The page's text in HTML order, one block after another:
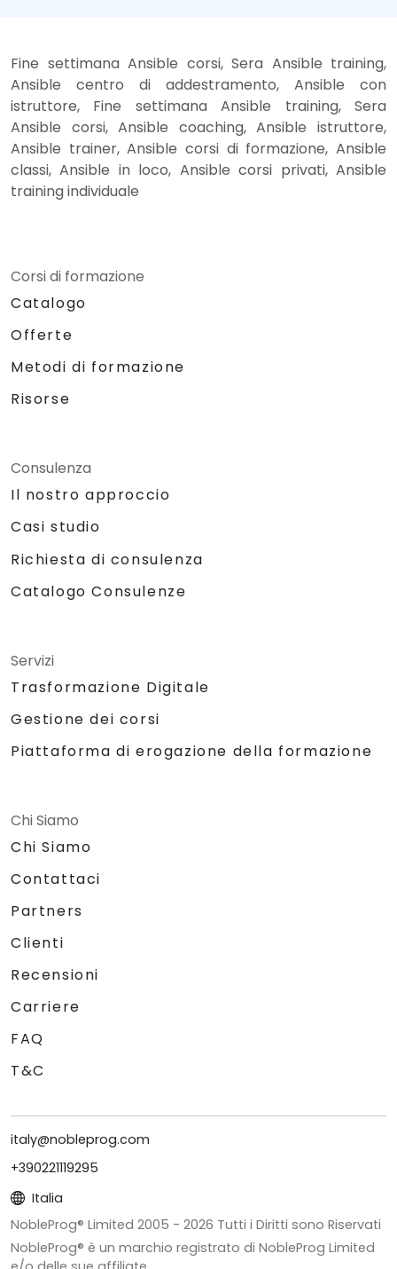
Fine settimana Ansible corsi, Sera Ansible training,
Ansible centro di addestramento, Ansible con
istruttore, Fine settimana Ansible training, Sera
Ansible corsi, Ansible coaching, Ansible istruttore,
Ansible trainer, Ansible corsi di formazione, Ansible
classi, Ansible in loco, Ansible corsi privati, Ansible
training individuale
Corsi di formazione
Catalogo
Offerte
Metodi di formazione
Risorse
Consulenza
Il nostro approccio
Casi studio
Richiesta di consulenza
Catalogo Consulenze
Servizi
Trasformazione Digitale
Gestione dei corsi
Piattaforma di erogazione della formazione
Chi Siamo
Chi Siamo
Contattaci
Partners
Clienti
Recensioni
Carriere
FAQ
T&C
italy@nobleprog.com
+390221119295
Italia
NobleProg® Limited 2005 - 2026 Tutti i Diritti sono Riservati
NobleProg® è un marchio registrato di NobleProg Limited